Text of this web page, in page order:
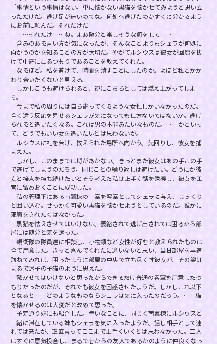
「事情という事情はない。単に懐かない黒猫を懐かせてみようと思い立
っただけだ。逃げ足が速いのでな。何処へ逃げたのかすぐに分かるよう
にお前に頼んだ。それだけだ」
「……それだけ……ね。まあ随分と楽しそうな顔をして……」
含みのある言い方が気になったが、そんなことよりもシェラが何処に
向かうのかを知ることの方が大切だ。やがてルシウスは彼女が回廊を抜
けて中庭に出るつもりであることを教えてくれた。
なるほど。私を避けて、時間を潰すことにしたのか。よほど私とかか
わり合いたくないと見える。
しかしこうも避けられると、逆にこちらとしては燃え上がってしま
う。
今まで私の周りには自ら寄ってくるような女性しかいなかったのだ。
全く違う反応を見せるシェラが気になっても仕方ないではないか。逃げ
られると追いたくなる。これは男の本能みたいなものだ。……かといっ
て、どうでもいい女を追いたいとは思わないが。
ルシウスに礼を告げ、教えられた場所へ向かう。先回りし、彼女を捕
まえた。
しかし、このままでは埒があかない。きっとまた彼女はあの手この手
で逃げてしまうのだろう。同じことの繰り返しは避けたい。どうにか彼
女と接点を持ち続けたいとそう考えた私は上手く話を誘導し、彼女を王
宮に留めおくことに成功した。
私の管理下にある南翼棟の一室を客室としてシェラに与え、じっくり
と囲い込む。せっかく可愛い黒猫を懐かせようとしているのだ。誰かに
邪魔をされたくはなかった。
黒猫を怯えさせてはいけない。萎縮されて逃げ出されては困るから部
屋には随分と気を遣った。
親衛隊の隊員達に相談し、小物類など女性が好むと教えられたものは
全て用意した。きっと喜んでくれたに違いないと思い、当日部屋を早速
訪ねてみれば、困ったように部屋の中央で立ち尽くす彼女が。その姿は
まるで迷子の子猫のように思えた。
驚かせてはいけないと思ったからできるだけ普通の客室を用意したつ
もりだったのだが、それでも彼女を困惑させたようだ。しかしこれ以下
となると……どのようなものならシェラは気に入ったのだろう。……猫
を懐かせるのは大変だと改めて思った。
予定通り妹にも紹介した。幸いなことに、同じく南翼棟にルシウスと
一緒に滞在している妹もシェラを気に入ったようだ。話し相手として連
れては来たが、正直言ってここまで上手くいくとは思わなかった。二人
はすぐに意気投合し、まるで昔からの友人であるかのように仲良くなっ